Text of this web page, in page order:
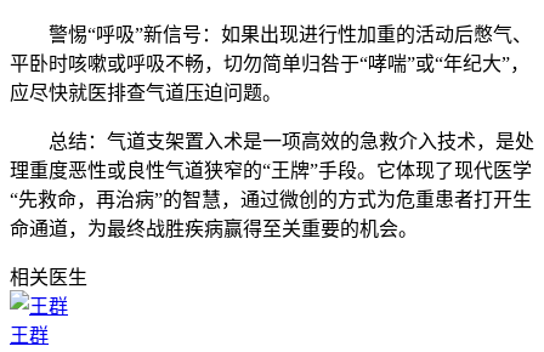
警惕“呼吸”新信号：如果出现进行性加重的活动后憋气、
平卧时咳嗽或呼吸不畅，切勿简单归咎于“哮喘”或“年纪大”，
应尽快就医排查气道压迫问题。
总结：气道支架置入术是一项高效的急救介入技术，是处
理重度恶性或良性气道狭窄的“王牌”手段。它体现了现代医学
“先救命，再治病”的智慧，通过微创的方式为危重患者打开生
命通道，为最终战胜疾病赢得至关重要的机会。
相关医生
王群